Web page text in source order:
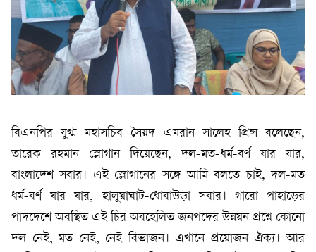
বিএনপির যুগ্ম মহাসচিব সৈয়দ এমরান সালেহ প্রিন্স বলেছেন,
তারেক রহমান স্লোগান দিয়েছেন, দল-মত-ধর্ম-বর্ণ যার যার,
বাংলাদেশ সবার। এই স্লোগানের সঙ্গে আমি বলতে চাই, দল-মত
ধর্ম-বর্ণ যার যার, হালুয়াঘাট-ধোবাউড়া সবার। গারো পাহাড়ের
পাদদেশে অবস্থিত এই চির অবহেলিত জনপদের উন্নয়ন প্রশ্নে কোনো
দল নেই, মত নেই, নেই বিভাজন। এখানে প্রয়োজন ঐক্য। আর